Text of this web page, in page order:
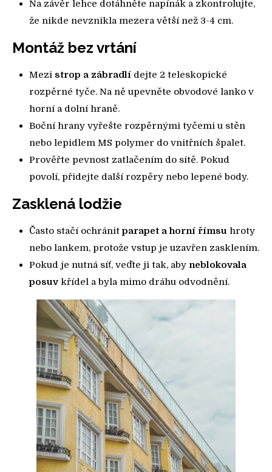
Na závěr lehce dotáhněte napínák a zkontrolujte,
že nikde nevznikla mezera větší než 3-4 cm.
Montáž bez vrtání
Mezi strop a zábradlí dejte 2 teleskopické
rozpěrné tyče. Na ně upevněte obvodové lanko v
horní a dolní hraně.
Boční hrany vyřešte rozpěrnými tyčemi u stěn
nebo lepidlem MS polymer do vnitřních špalet.
Prověřte pevnost zatlačením do sítě. Pokud
povolí, přidejte další rozpěry nebo lepené body.
Zasklená lodžie
Často stačí ochránitparapet a horní římsu hroty
nebo lankem, protože vstup je uzavřen zasklením.
Pokud je nutná síť, veďte ji tak, aby neblokovala
posuv křídel a byla mimo dráhu odvodnění.